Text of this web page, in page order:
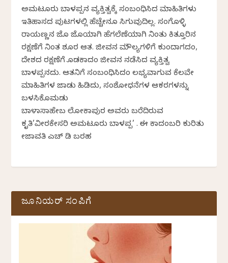
ಅಮಟೂರು ಬಾಳಪ್ಪನ ವ್ಯಕ್ತಿತ್ವಕ್ಕೆ ಸಂಬಂಧಿಸಿದ ಮಾಹಿತಿಗಳು
ಇತಿಹಾಸದ ಪುಟಗಳಲ್ಲಿ ಹೆಚ್ಚೇನೂ ಸಿಗುವುದಿಲ್ಲ. ಸಂಗೊಳ್ಳಿ
ರಾಯಣ್ಣನ ಜೊತೆ ಜೊತೆಯಾಗಿ ಹೆಗಲೆಣೆಯಾಗಿ ನಿಂತು ಕಿತ್ತೂರಿನ
ರಕ್ಷಣೆಗೆ ನಿಂತ ಶೂರ ಆತ. ಜೀವನ ಮೌಲ್ಯಗಳಿಗೆ ಕುಂದಾಗದಂತೆ,
ದೇಶದ ರಕ್ಷಣೆಗೆ ತೊಡಕಾದಂತೆ ಜೀವನ ನಡೆಸಿದ ವ್ಯಕ್ತಿತ್ವ
ಬಾಳಪ್ಪನದು. ಆತನಿಗೆ ಸಂಬಂಧಿಸಿದಂತೆ ಲಭ್ಯವಾಗುವ ಕೆಲವೇ
ಮಾಹಿತಿಗಳ ಜಾಡು ಹಿಡಿದು, ಸಂಶೋಧನೆಗಳ ಆಕರಗಳನ್ನು
ಬಳಸಿಕೊಮಡು
ಬಾಳಾಸಾಹೇಬ ಲೋಕಾಪುರ ಅವರು ಬರೆದಿರುವ
ಕೃತಿ’ವೀರಕೇಸರಿ ಅಮಟೂರು ಬಾಳಪ್ಪ’ . ಈ ಕಾದಂಬರಿ ಕುರಿತು
ತೇಜಾವತಿ ಎಚ್‌ ಡಿ ಬರಹ
ಜೂನಿಯರ್ ಸಂಪಿಗೆ